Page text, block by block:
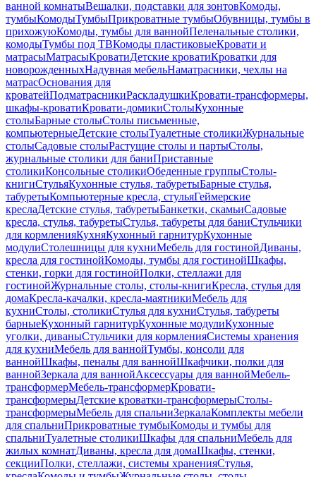
ванной комнатыВешалки, подставки для зонтовКомоды,
тумбыКомодыТумбыПрикроватные тумбыОбувницы, тумбы в
прихожуюКомоды, тумбы для ваннойПеленальные столики,
комодыТумбы под ТВКомоды пластиковыеКровати и
матрасыМатрасыКроватиДетские кроватиКроватки для
новорожденныхНадувная мебельНаматрасники, чехлы на
матрасОснования для
кроватейПодматрасникиРаскладушкиКровати-трансформеры,
шкафы-кроватиКровати-домикиСтолыКухонные
столыБарные столыСтолы письменные,
компьютерныеДетские столыТуалетные столикиЖурнальные
столыСадовые столыРастущие столы и партыСтолы,
журнальные столики для баниПриставные
столикиКонсольные столикиОбеденные группыСтолы-
книгиСтульяКухонные стулья, табуретыБарные стулья,
табуретыКомпьютерные кресла, стульяГеймерские
креслаДетские стулья, табуретыБанкетки, скамьиСадовые
кресла, стулья, табуретыСтулья, табуреты для баниСтульчики
для кормленияКухняКухонный гарнитурКухонные
модулиСтолешницы для кухниМебель для гостинойДиваны,
кресла для гостинойКомоды, тумбы для гостинойШкафы,
стенки, горки для гостинойПолки, стеллажи для
гостинойЖурнальные столы, столы-книгиКресла, стулья для
домаКресла-качалки, кресла-маятникиМебель для
кухниСтолы, столикиСтулья для кухниСтулья, табуреты
барныеКухонный гарнитурКухонные модулиКухонные
уголки, диваныСтульчики для кормленияСистемы хранения
для кухниМебель для ваннойТумбы, консоли для
ваннойШкафы, пеналы для ваннойШкафчики, полки для
ваннойЗеркала для ваннойАксессуары для ваннойМебель-
трансформерМебель-трансформерКровати-
трансформерыДетские кроватки-трансформерыСтолы-
трансформерыМебель для спальниЗеркалаКомплекты мебели
для спальниПрикроватные тумбыКомоды и тумбы для
спальниТуалетные столикиШкафы для спальниМебель для
жилых комнатДиваны, кресла для домаШкафы, стенки,
секцииПолки, стеллажи, системы храненияСтулья,